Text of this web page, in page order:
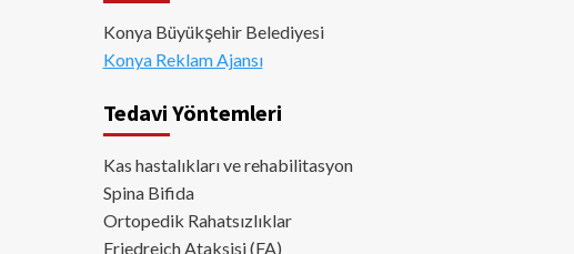
Konya Büyükşehir Belediyesi
Konya Reklam Ajansı
Tedavi Yöntemleri
Kas hastalıkları ve rehabilitasyon
Spina Bifida
Ortopedik Rahatsızlıklar
Friedreich Ataksisi (FA)